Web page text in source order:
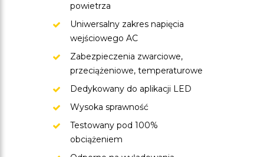
powietrza
Uniwersalny zakres napięcia
wejściowego AC
Zabezpieczenia zwarciowe,
przeciążeniowe, temperaturowe
Dedykowany do aplikacji LED
Wysoka sprawność
Testowany pod 100%
obciążeniem